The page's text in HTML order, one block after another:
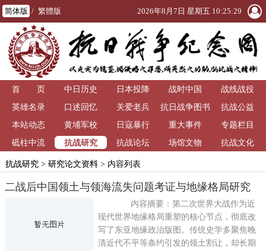
简体版 / 繁體版 2026年8月7日 星期五 10:25:29
首 页 中日历史 日本投降 战时中国
战线战役
英雄名录
口述回忆 关爱老兵
抗日战争图书
馆
抗战公益
本站动态
黄埔军校 日寇暴行 重大事件
专题栏目
砥柱中流
抗战研究 抗战论坛 场馆文物 抗战文化
抗战研究> 研究论文资料> 内容列表
二战后中国领土与领海流失问题考证与地缘格局研究
内容摘要：第二次世界大战作为近
现代世界地缘格局重塑的核心节点，彻底改
写了东亚地缘政治版图。传统史学多聚焦晚
清近代不平等条约引发的领土割让，却长期